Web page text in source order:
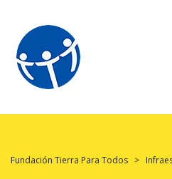
Fundación Tierra Para Todos >